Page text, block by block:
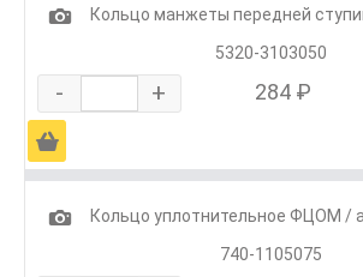
1
Кольцо манжеты передней
5320-3103050
- + 284 ₽
Ä
1
Кольцо уплотнительное ФЦОМ /
740-1105075